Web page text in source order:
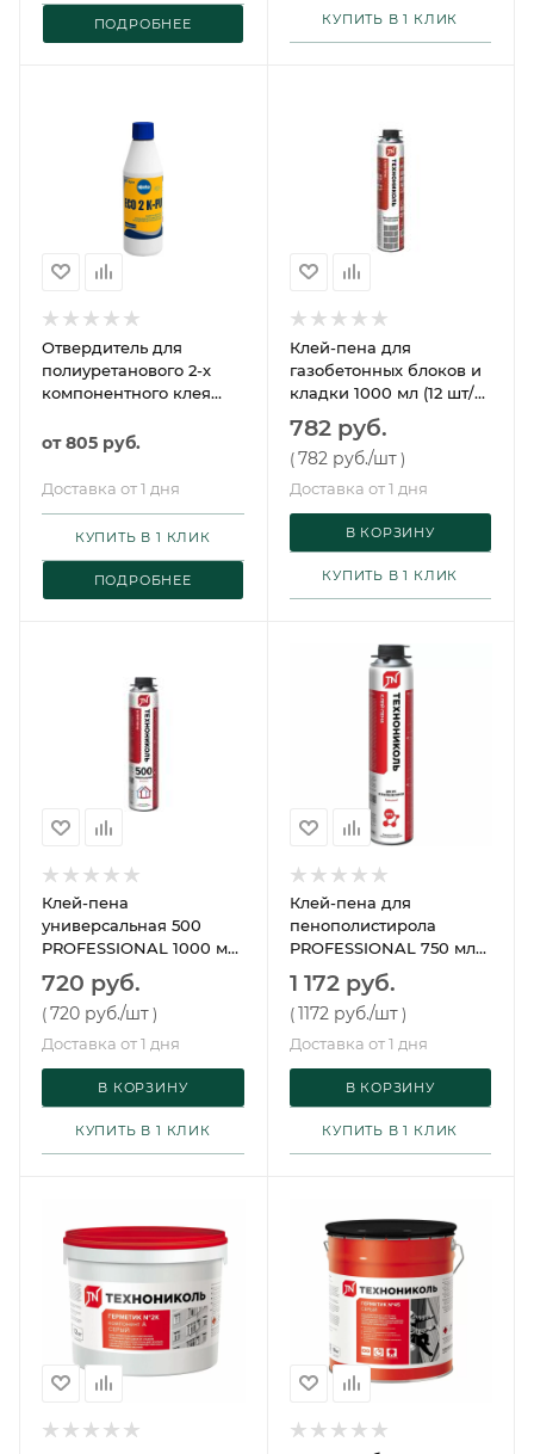
ПОДРОБНЕЕ КУПИТЬ В 1 КЛИК
Отвердитель для
полиуретанового 2-х
компонентного клея
K-Pu
от805 руб.
Доставка от 1 дня
ПОДРОБНЕЕ
КУПИТЬ В 1 КЛИК
Клей-пена для
газобетонных блоков и
кладки 1000 мл (12 шт/
упак) Технониколь
782 руб.
(782 руб./шт )
Доставка от 1 дня
В КОРЗИНУ
КУПИТЬ В 1 КЛИК
Клей-пена
универсальная 500
PROFESSIONAL 1000 мл
(12 шт/упак)
Технониколь
720 руб.
(720 руб./шт)
Доставка от 1 дня
В КОРЗИНУ
КУПИТЬ В 1 КЛИК
Клей-пена для
пенополистирола
PROFESSIONAL 750 мл
(12 шт/упак)
Технониколь
1 172 руб.
(1172 руб./шт )
Доставка от 1 дня
В КОРЗИНУ
КУПИТЬ В 1 КЛИК